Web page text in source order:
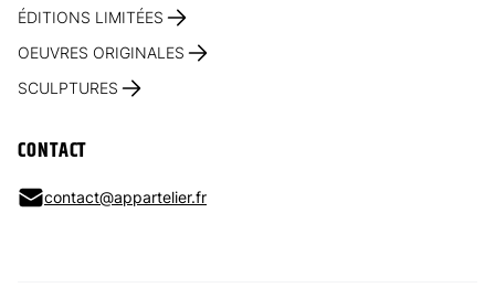
ÉDITIONS LIMITÉES
OEUVRES ORIGINALES
SCULPTURES
CONTACT
contact@appartelier.fr